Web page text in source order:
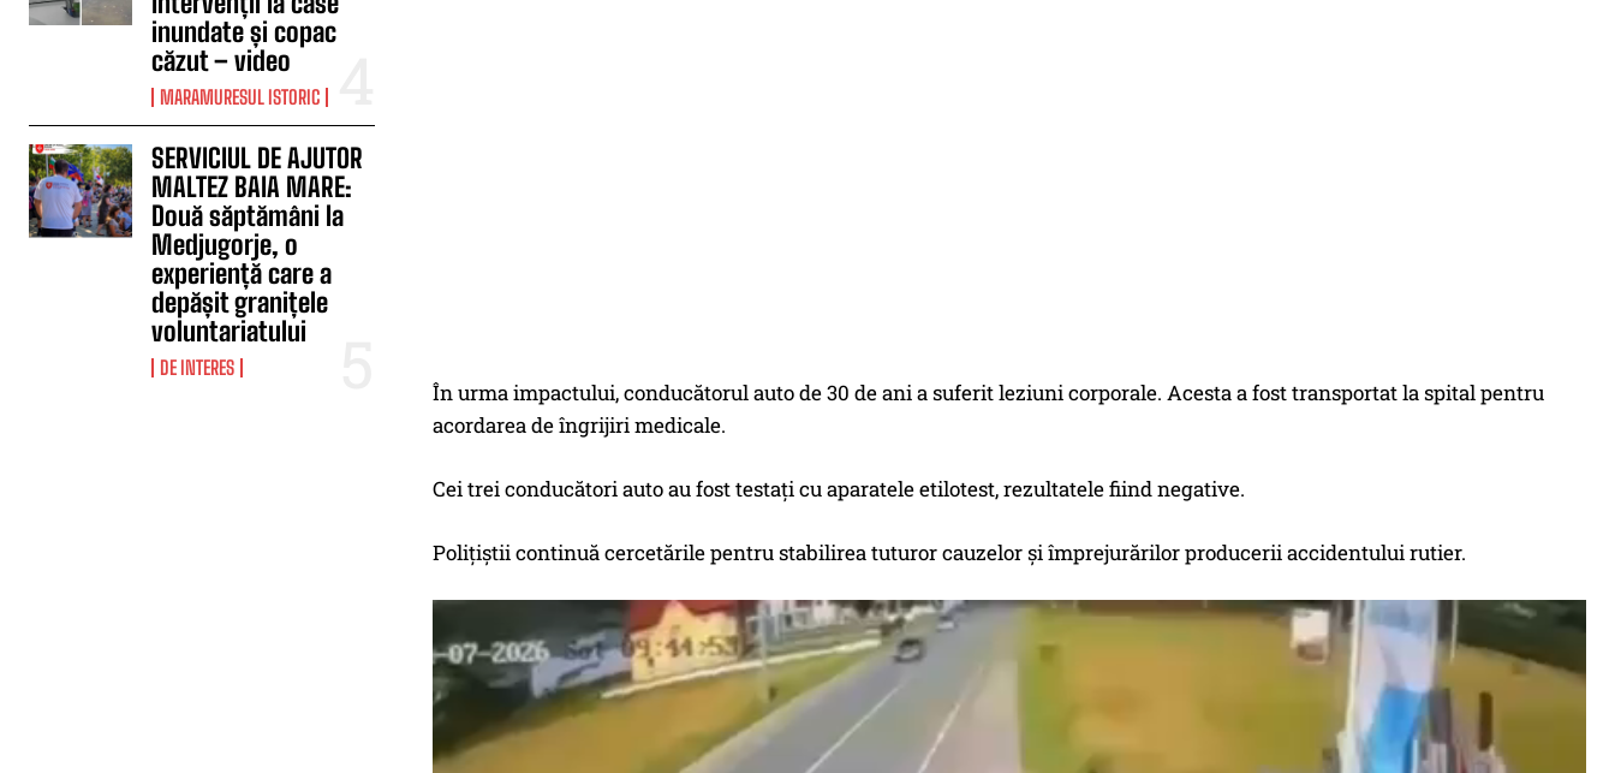
inundate și copac
căzut – video
MARAMURESUL ISTORIC
SERVICIUL DE AJUTOR
MALTEZ BAIA MARE:
Două săptămâni la
Medjugorje, o
experiență care a
depășit granițele
voluntariatului
DE INTERES
În urma impactului, conducătorul auto de 30 de ani a suferit leziuni corporale. Acesta a fost transportat la spital pentru
acordarea de îngrijiri medicale.
Cei trei conducători auto au fost testați cu aparatele etilotest, rezultatele fiind negative.
Polițiștii continuă cercetările pentru stabilirea tuturor cauzelor și împrejurărilor producerii accidentului rutier.